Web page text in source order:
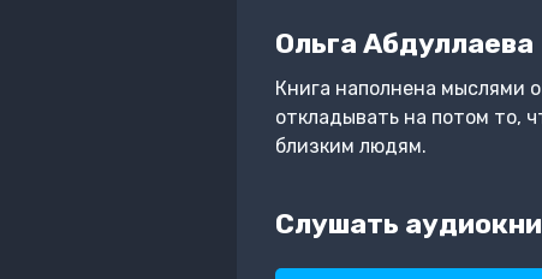
Ольга Абдуллаева
Книга наполнена мыслями
откладывать на потом то,
близким людям.
Слушать